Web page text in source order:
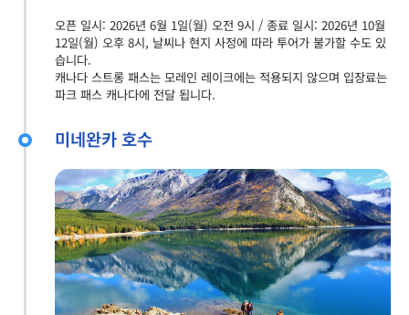
오픈 일시: 2026년 6월 1일(월) 오전 9시 / 종료 일시: 2026년 10월
12일(월) 오후 8시, 날씨나 현지 사정에 따라 투어가 불가할 수도 있
습니다.
캐나다 스트롱 패스는 모레인 레이크에는 적용되지 않으며 입장료는
파크 패스 캐나다에 전달 됩니다.
미네완카 호수